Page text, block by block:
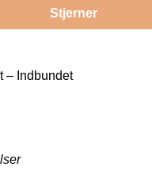
Stjerner
– Indbundet